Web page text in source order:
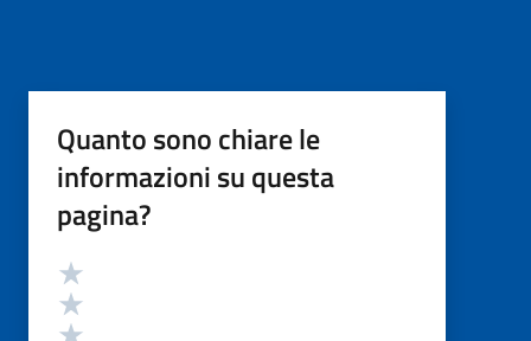
Quanto sono chiare le
informazioni su questa
pagina?
Valutazione